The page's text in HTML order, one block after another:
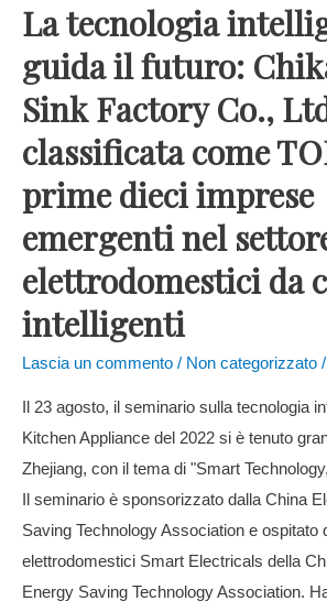
La tecnologia
guida il futuro:
Sink Factory Co.,
classificata come
prime dieci imprese
emergenti nel
elettrodomestici da
intelligenti
Lascia un commento / Non categorizzato
Il 23 agosto, il seminario sulla tecnologia
Kitchen Appliance del 2022 si è tenuto
Zhejiang, con il tema di "Smart
Il seminario è sponsorizzato dalla China
Saving Technology Association e ospitato
elettrodomestici Smart Electricals della
Energy Saving Technology Association.